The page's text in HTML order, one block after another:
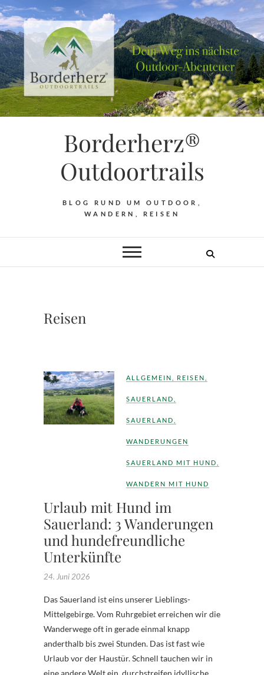
Borderherz®
Outdoortrails
BLOG RUND UM OUTDOOR,
WANDERN, REISEN
Reisen
ALLGEMEIN REISEN
SAUERLAND
SAUERLAND
WANDERUNGEN
SAUERLAND MIT HUND
WANDERN MIT HUND
Urlaub mit Hund im
Sauerland: 3 Wanderungen
und hundefreundliche
Unterkünfte
24. Juni 2026
Das Sauerland ist eins unserer Lieblings-
Mittelgebirge. Vom Ruhrgebiet erreichen wir die
Wanderwege oft in gerade einmal knapp
anderthalb bis zwei Stunden. Das ist fast wie
Urlaub vor der Haustür. Schnell tauchen wir in
eine andere Welt ein, durchstreifen idyllische